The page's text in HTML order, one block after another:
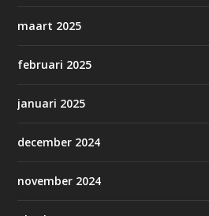
maart 2025
februari 2025
januari 2025
december 2024
november 2024